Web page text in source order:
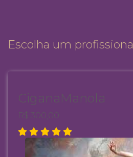
Escolha um profissional
CiganaManola
R$ 300,00